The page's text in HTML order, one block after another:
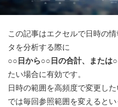
この記事はエクセルで日時の
タを分析する際に
○○日から○○日の合計、または
たい場合に有効です。
日時の範囲を高頻度で変更し
では毎回参照範囲を変えると